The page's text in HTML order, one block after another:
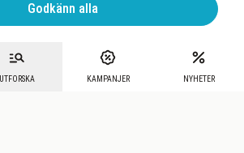
UTFORSKA KAMPANJER NYHETER
Godkänn alla